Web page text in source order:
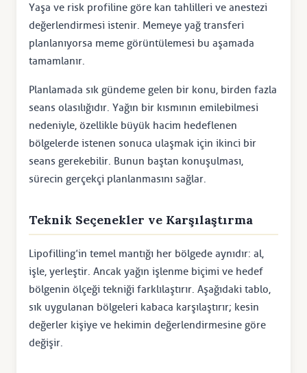
Yaşa ve risk profiline göre kan tahlilleri ve anestezi
değerlendirmesi istenir. Memeye yağ transferi
planlanıyorsa meme görüntülemesi bu aşamada
tamamlanır.
Planlamada sık gündeme gelen bir konu, birden fazla
seans olasılığıdır. Yağın bir kısmının emilebilmesi
nedeniyle, özellikle büyük hacim hedeflenen
bölgelerde istenen sonuca ulaşmak için ikinci bir
seans gerekebilir. Bunun baştan konuşulması,
sürecin gerçekçi planlanmasını sağlar.
Teknik Seçenekler ve Karşılaştırma
Lipofilling’in temel mantığı her bölgede aynıdır: al,
işle, yerleştir. Ancak yağın işlenme biçimi ve hedef
bölgenin ölçeği tekniği farklılaştırır. Aşağıdaki tablo,
sık uygulanan bölgeleri kabaca karşılaştırır; kesin
değerler kişiye ve hekimin değerlendirmesine göre
değişir.